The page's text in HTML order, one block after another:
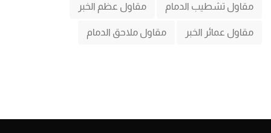
مقاول تشطيب الدمام مقاول عظم الخبر
مقاول عمائر الخبر مقاول ملاحق الدمام